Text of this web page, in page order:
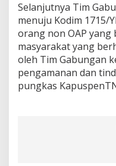
Selanjutnya Tim
menuju Kodim 1715/
orang non OAP yang
masyarakat yang
oleh Tim Gabungan
pengamanan dan
pungkas